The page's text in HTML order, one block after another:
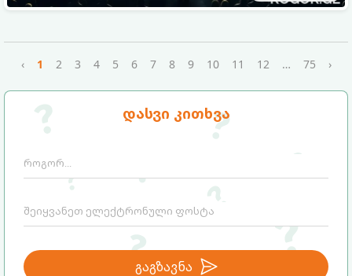
დასვი კითხვა
გაგზავნა
‹ 1 2 3 4 5 6 7 8 9 10 11 12 … 75 ›